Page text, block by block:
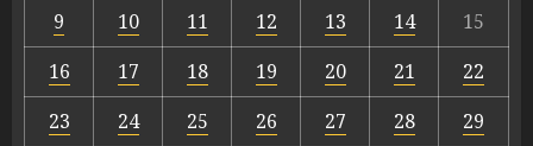
9
10 11 12 13 14
15
16
17 18 19 20 21
22
23
24 25 26 27 28
29